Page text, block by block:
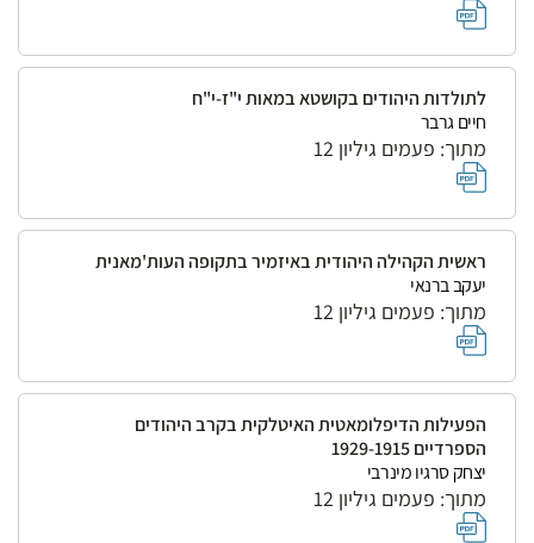
לתולדות היהודים בקושטא במאות י"ז-י"ח
חיים גרבר
מתוך: פעמים גיליון 12
ראשית הקהילה היהודית באיזמיר בתקופה העות'מאנית
יעקב ברנאי
מתוך: פעמים גיליון 12
הפעילות הדיפלומאטית האיטלקית בקרב היהודים
הספרדיים 1929-1915
יצחק סרגיו מינרבי
מתוך: פעמים גיליון 12